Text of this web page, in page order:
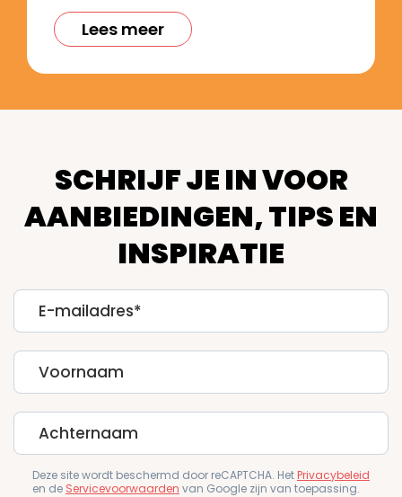
Lees meer
SCHRIJF JE IN VOOR
AANBIEDINGEN, TIPS EN
INSPIRATIE
E-
mailadres
First
Name
Last
Name
Deze site wordt beschermd door reCAPTCHA. HetPrivacybeleid
en de Servicevoorwaarden van Google zijn van toepassing.